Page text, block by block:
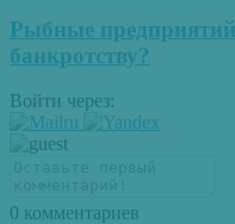
Рыбные
банкротству?
Войти через:
0 комментариев